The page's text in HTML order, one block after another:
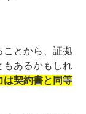
ことから、証拠
もあるかもしれ
は契約書と同等